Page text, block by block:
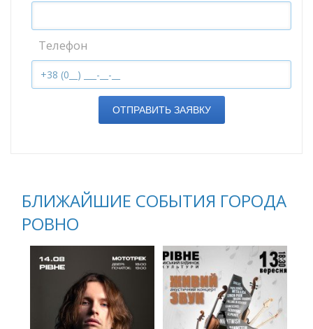
Телефон
ОТПРАВИТЬ ЗАЯВКУ
БЛИЖАЙШИЕ СОБЫТИЯ ГОРОДА
РОВНО